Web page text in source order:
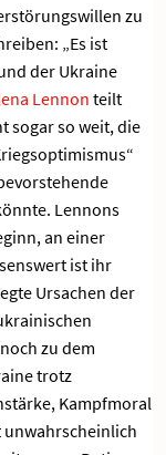
zu
„Es ist
der Ukraine
Lennonteilt
sogar so weit, die
Lennons
an einer
ist ihr
Ursachen der
zu dem
trotz
Kampfmoral